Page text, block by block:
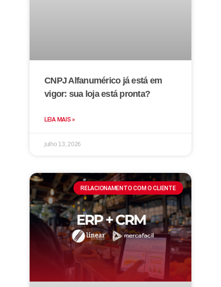
CNPJ Alfanumérico já está em
vigor: sua loja está pronta?
LEIA MAIS »
julho 13, 2026
RELACIONAMENTO COM O CLIENTE